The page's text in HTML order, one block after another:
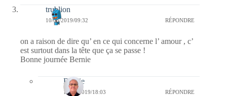
trublion
10/05/2019/09:32 RÉPONDRE
on a raison de dire qu’ en ce qui concerne l’ amour , c’
est surtout dans la tête que ça se passe !
Bonne journée Bernie
Bernie
10/05/2019/18:03 RÉPONDRE